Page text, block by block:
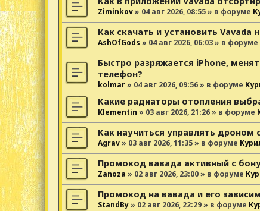
Ziminkov» 04 авг 2026, 08:55» в форуме
Как скачать и установить Vavada
AshOfGods » 04 авг 2026, 06:03» в форуме
Быстро разряжается iPhone,
телефон?
kolmar» 04 авг 2026, 09:56» в форуме
Какие радиаторы отопления
Klementin » 03 авг 2026, 21:26» в форуме
Как научиться управлять дроном
Agrav» 03 авг 2026, 11:35» в форуме
Промокод вавада активный с
Zanoza » 02 авг 2026, 23:00» в форуме
Промокод на вавада и его
StandBy» 02 авг 2026, 22:29» в форуме